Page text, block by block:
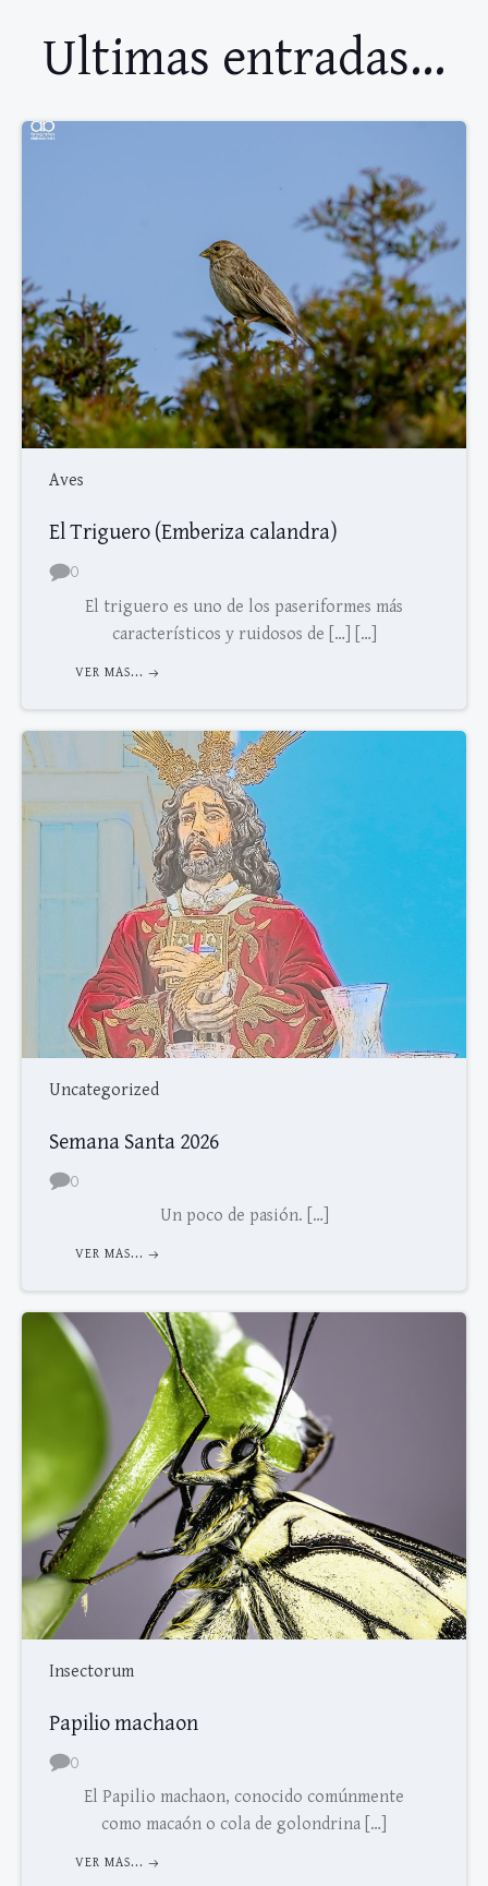
Ultimas entradas...
Aves
El Triguero (Emberiza calandra)
0
El triguero es uno de los paseriformes más
característicos y ruidosos de […] […]
VER MAS...
Uncategorized
Semana Santa 2026
0
Un poco de pasión. […]
VER MAS...
Insectorum
Papilio machaon
0
El Papilio machaon, conocido comúnmente
como macaón o cola de golondrina […]
VER MAS...